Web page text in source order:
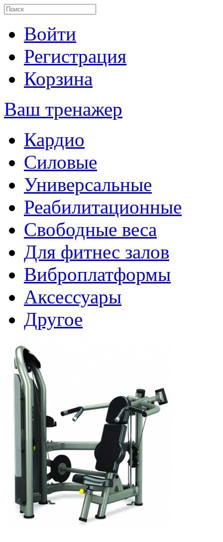
Войти
Регистрация
Корзина
Ваш тренажер
Кардио
Силовые
Универсальные
Реабилитационные
Свободные веса
Для фитнес залов
Виброплатформы
Аксессуары
Другое